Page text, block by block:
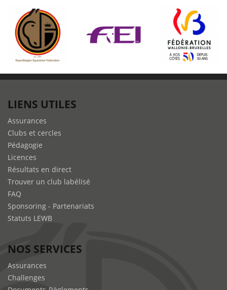
LIENS UTILES
Assurances
Clubs et cercles
Pédagogie
Licences
Résultats en direct
Trouver un club labélisé
FAQ
Sponsoring - Partenariats
Statuts LEWB
NOS SERVICES
Assurances
Challenges